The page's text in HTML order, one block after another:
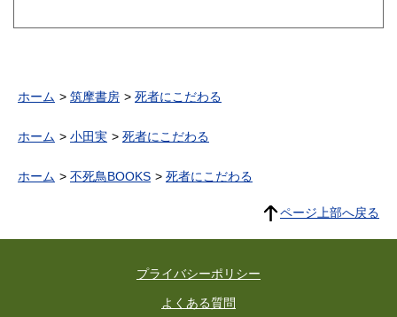
ホーム 筑摩書房 死者にこだわる
ホーム 小田実 死者にこだわる
ホーム 不死鳥BOOKS 死者にこだわる
ページ上部へ戻る
プライバシーポリシー
よくある質問